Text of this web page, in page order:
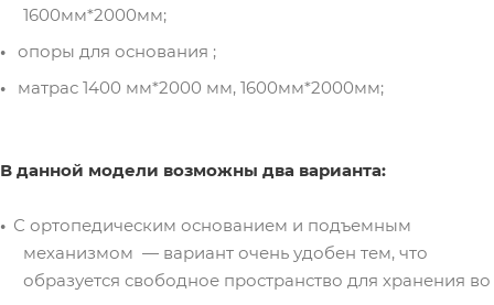
1600мм*2000мм;
опоры для основания ;
матрас 1400 мм*2000 мм, 1600мм*2000мм;
В данной модели возможны два варианта:
С ортопедическим основанием и подъемным
механизмом — вариант очень удобен тем, что
образуется свободное пространство для хранения во